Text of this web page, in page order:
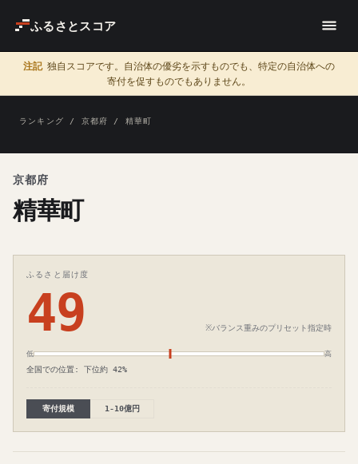
ふるさとスコア
注記 独自スコアです。自治体の優劣を示すものでも、特定の自治体への
寄付を促すものでもありません。
ランキング / 京都府 / 精華町
京都府
精華町
ふるさと届け度
49 ※バランス重みのプリセット指定時
低 高
全国での位置: 下位約 42%
寄付規模 1-10億円